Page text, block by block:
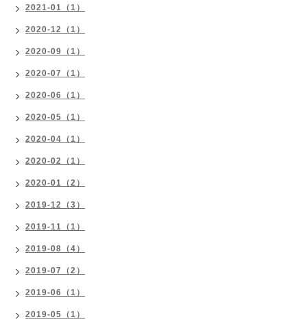
2021-01（1）
2020-12（1）
2020-09（1）
2020-07（1）
2020-06（1）
2020-05（1）
2020-04（1）
2020-02（1）
2020-01（2）
2019-12（3）
2019-11（1）
2019-08（4）
2019-07（2）
2019-06（1）
2019-05（1）